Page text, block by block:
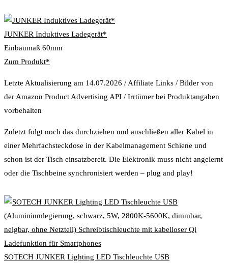
JUNKER Induktives Ladegerät*
Einbaumaß 60mm
Zum Produkt*
Letzte Aktualisierung am 14.07.2026 / Affiliate Links / Bilder von
der Amazon Product Advertising API / Irrtümer bei Produktangaben
vorbehalten
Zuletzt folgt noch das durchziehen und anschließen aller Kabel in
einer Mehrfachsteckdose in der Kabelmanagement Schiene und
schon ist der Tisch einsatzbereit. Die Elektronik muss nicht angelernt
oder die Tischbeine synchronisiert werden – plug and play!
SOTECH JUNKER Lighting LED Tischleuchte USB